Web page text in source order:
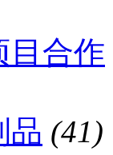
目合作
品 (41)